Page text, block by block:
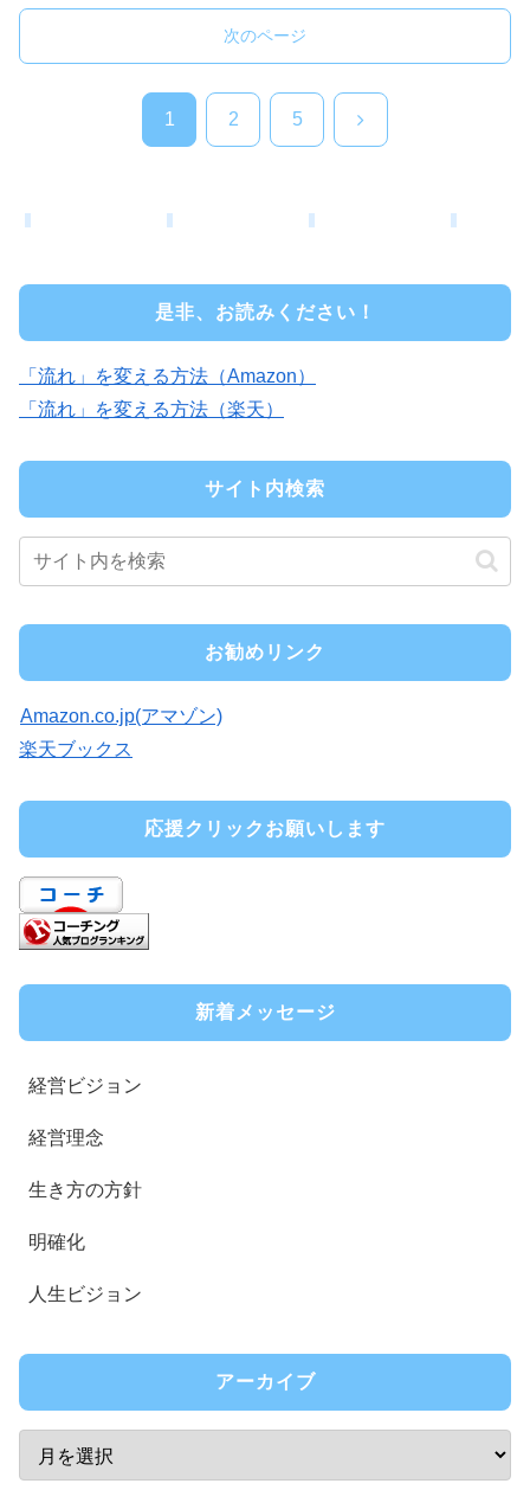
次のページ
1 2 5 次
是非、お読みください！
「流れ」を変える方法（Amazon）
「流れ」を変える方法（楽天）
サイト内検索
お勧めリンク
Amazon.co.jp(アマゾン)
楽天ブックス
応援クリックお願いします
新着メッセージ
経営ビジョン
経営理念
生き方の方針
明確化
人生ビジョン
アーカイブ